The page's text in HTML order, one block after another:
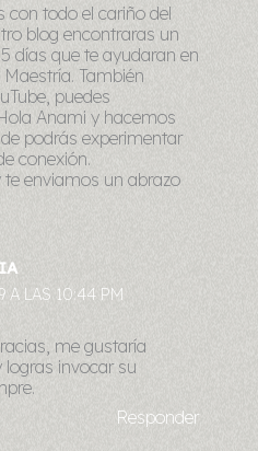
con todo el cariño del
blog encontraras un
días que te ayudaran en
También
puedes
Anami y hacemos
podrás experimentar
conexión.
enviamos un abrazo
A LAS 10:44 PM
me gustaría
logras invocar su
Responder